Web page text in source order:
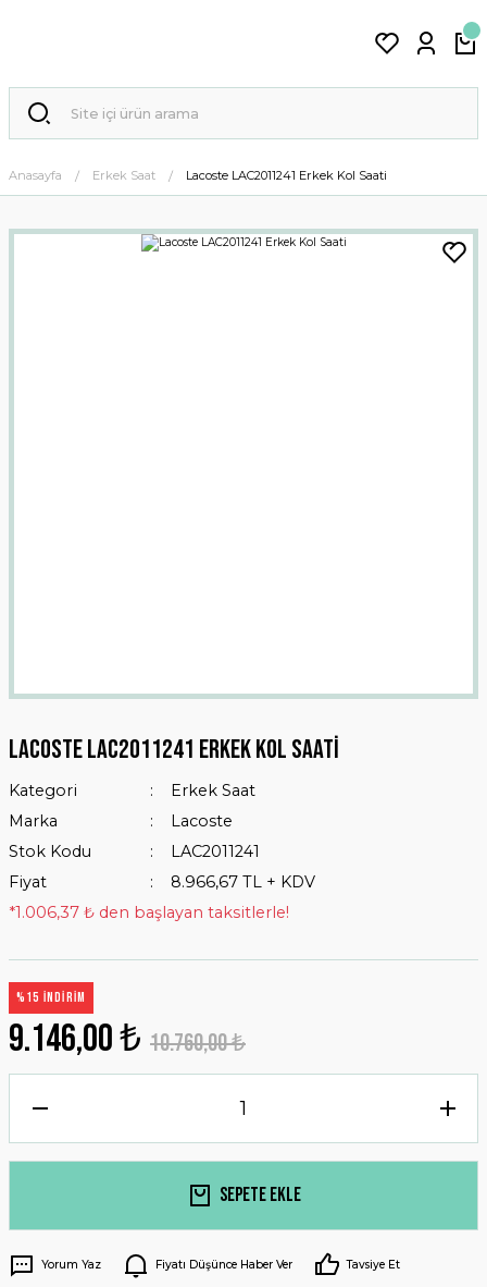
Anasayfa Erkek Saat Lacoste LAC2011241 Erkek Kol Saati
Lacoste LAC2011241 Erkek Kol Saati
Kategori
Erkek Saat
Marka
Lacoste
Stok Kodu
LAC2011241
Fiyat
8.966,67 TL + KDV
*1.006,37 ₺ den başlayan taksitlerle!
%15 İNDİRİM
9.146,00 ₺ 10.760,00 ₺
Sepete Ekle
Yorum Yaz Fiyatı Düşünce Haber Ver Tavsiye Et